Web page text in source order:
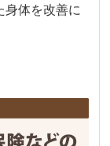
身体を改善に